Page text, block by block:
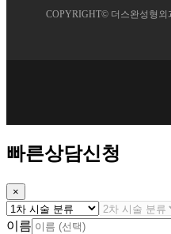
COPYRIGHT© 더스완성형외
빠른상담신청
×
이름